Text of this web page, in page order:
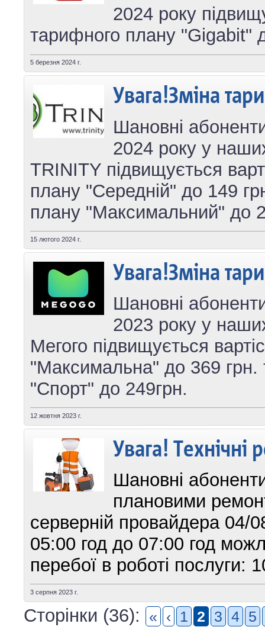
2024 року
тарифного плану "Gigabit"
5 березня 2024 г.
Увага!Зміна
Шановні
2024 року у
TRINITY підвищується
плану "Cередній" до 149
плану "Максимальний" до
15 лютого 2024 г.
Увага!Зміна
Шановні
2023 року у
Мегого підвищується
"Максимальна" до 369 грн.
"Спорт" до 249грн.
12 жовтня 2023 г.
Увага! Технічні
Шановні
плановими
серверній провайдера 04/
05:00 год до 07:00 год
перебої в роботі послуги:
3 серпня 2023 г.
Сторінки (36): « ‹ 1 2 3 4 5